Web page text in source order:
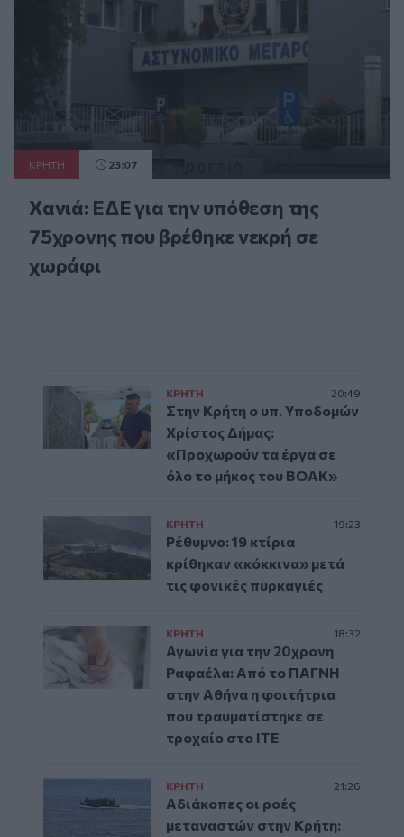
ΚΡΗΤΗ 23:07
Χανιά: ΕΔΕ για την υπόθεση της
75χρονης που βρέθηκε νεκρή σε
χωράφι
ΚΡΗΤΗ 20:49
Στην Κρήτη ο υπ. Υποδομών
Χρίστος Δήμας:
«Προχωρούν τα έργα σε
όλο το μήκος του ΒΟΑΚ»
ΚΡΗΤΗ 19:23
Ρέθυμνο: 19 κτίρια
κρίθηκαν «κόκκινα» μετά
τις φονικές πυρκαγιές
ΚΡΗΤΗ 18:32
Αγωνία για την 20χρονη
Ραφαέλα: Από το ΠΑΓΝΗ
στην Αθήνα η φοιτήτρια
που τραυματίστηκε σε
τροχαίο στο ΙΤΕ
ΚΡΗΤΗ 21:26
Αδιάκοπες οι ροές
μεταναστών στην Κρήτη: